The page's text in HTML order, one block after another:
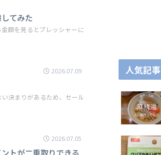
てみた
額を見るとプレッシャーに
2026.07.09
決まりがあるため、セール
2026.07.05
トが二重取りできる
人気記事